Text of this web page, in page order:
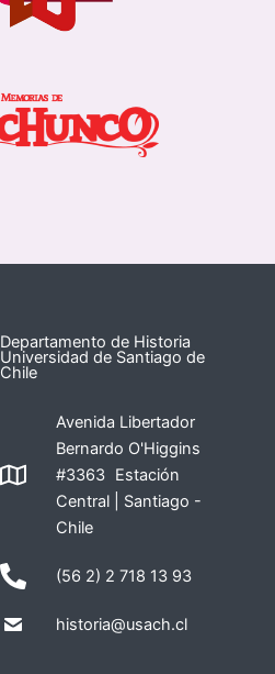
Departamento de Historia
Universidad de Santiago de
Chile
Avenida Libertador
Bernardo O'Higgins
#3363 Estación
Central | Santiago -
Chile
(56 2) 2 718 13 93
historia@usach.cl